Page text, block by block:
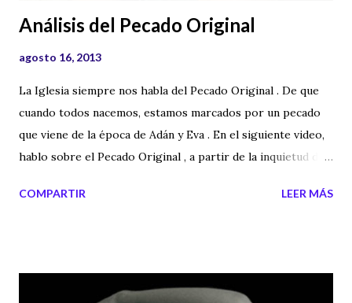
Análisis del Pecado Original
agosto 16, 2013
La Iglesia siempre nos habla del Pecado Original . De que
cuando todos nacemos, estamos marcados por un pecado
que viene de la época de Adán y Eva . En el siguiente video,
hablo sobre el Pecado Original , a partir de la inquietud de
COMPARTIR LEER MÁS